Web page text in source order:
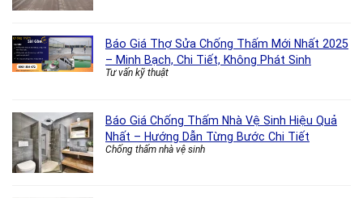
Báo Giá Thợ Sửa Chống Thấm Mới Nhất 2025
– Minh Bạch, Chi Tiết, Không Phát Sinh
Tư vấn kỹ thuật
Báo Giá Chống Thấm Nhà Vệ Sinh Hiệu Quả
Nhất – Hướng Dẫn Từng Bước Chi Tiết
Chống thấm nhà vệ sinh